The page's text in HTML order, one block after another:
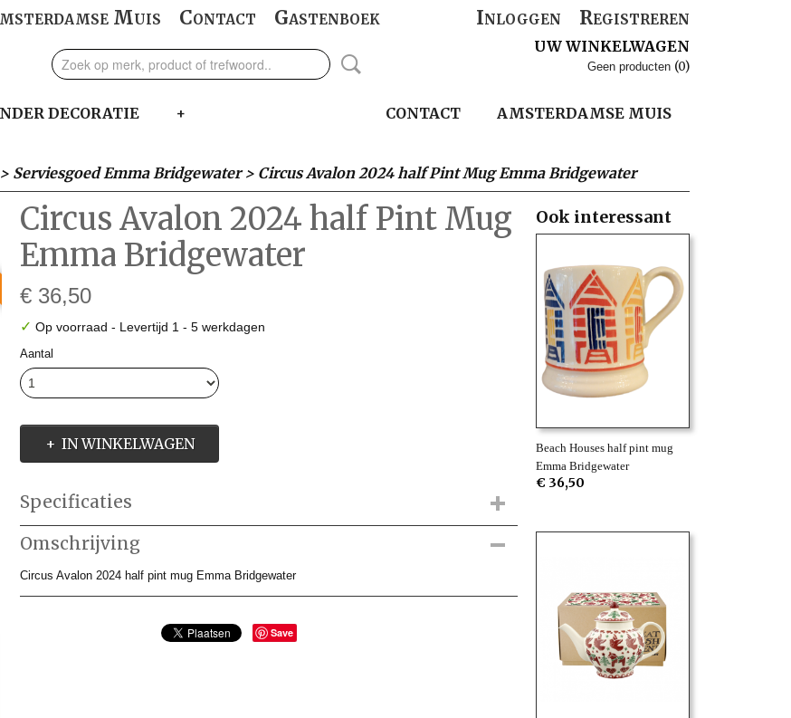
Muis Contact Gastenboek Inloggen Registreren
UW WINKELWAGEN
Geen producten (0)
AMSTERDAMSE MUIS
CONTACT
DECORATIE +
Serviesgoed Emma Bridgewater> Circus Avalon 2024 half Pint Mug Emma Bridgewater
Circus Avalon 2024 half Pint Mug
Emma Bridgewater
€ 36,50
✓ Op voorraad - Levertijd 1 - 5 werkdagen
Aantal
IN WINKELWAGEN
Specificaties
Productcode
Productcode leverancier
Afmetingen (l,b,h)
0 x 0 x 9 cm
Omschrijving
Circus Avalon 2024 half pint mug Emma Bridgewater
Save
Ook interessant
Beach Houses half pint mug
Emma Bridgewater
€ 36,50